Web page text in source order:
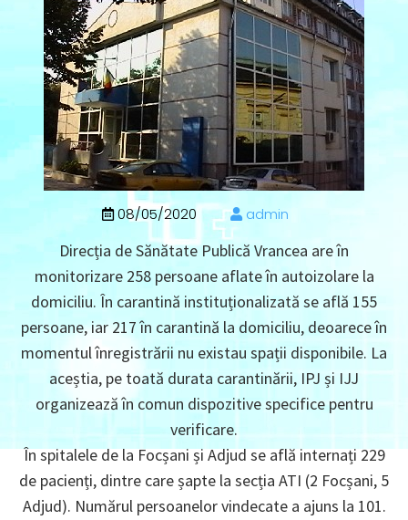
08/05/2020 admin
Direcția de Sănătate Publică Vrancea are în
monitorizare 258 persoane aflate în autoizolare la
domiciliu. În carantină instituționalizată se află 155
persoane, iar 217 în carantină la domiciliu, deoarece în
momentul înregistrării nu existau spații disponibile. La
aceștia, pe toată durata carantinării, IPJ și IJJ
organizează în comun dispozitive specifice pentru
verificare.
În spitalele de la Focșani și Adjud se află internați 229
de pacienți, dintre care șapte la secția ATI (2 Focșani, 5
Adjud). Numărul persoanelor vindecate a ajuns la 101.